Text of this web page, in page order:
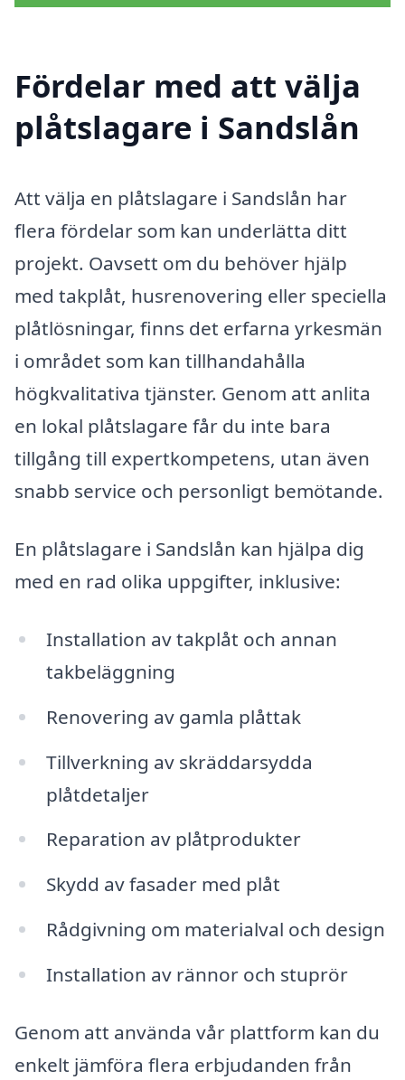
Fördelar med att välja
plåtslagare i Sandslån
Att välja en plåtslagare i Sandslån har
flera fördelar som kan underlätta ditt
projekt. Oavsett om du behöver hjälp
med takplåt, husrenovering eller speciella
plåtlösningar, finns det erfarna yrkesmän
i området som kan tillhandahålla
högkvalitativa tjänster. Genom att anlita
en lokal plåtslagare får du inte bara
tillgång till expertkompetens, utan även
snabb service och personligt bemötande.
En plåtslagare i Sandslån kan hjälpa dig
med en rad olika uppgifter, inklusive:
Installation av takplåt och annan
takbeläggning
Renovering av gamla plåttak
Tillverkning av skräddarsydda
plåtdetaljer
Reparation av plåtprodukter
Skydd av fasader med plåt
Rådgivning om materialval och design
Installation av rännor och stuprör
Genom att använda vår plattform kan du
enkelt jämföra flera erbjudanden från